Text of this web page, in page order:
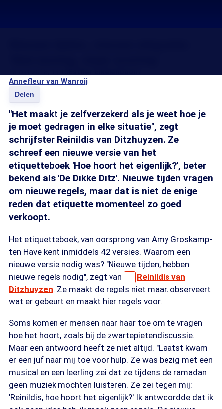
Annefleur van Wanroij
Delen
"Het maakt je zelfverzekerd als je weet hoe je
je moet gedragen in elke situatie", zegt
schrijfster Reinildis van Ditzhuyzen. Ze
schreef een nieuwe versie van het
etiquetteboek 'Hoe hoort het eigenlijk?', beter
bekend als 'De Dikke Ditz'. Nieuwe tijden vragen
om nieuwe regels, maar dat is niet de enige
reden dat etiquette momenteel zo goed
verkoopt.
Het etiquetteboek, van oorsprong van Amy Groskamp-
ten Have kent inmiddels 42 versies. Waarom een
nieuwe versie nodig was? "Nieuwe tijden, hebben
nieuwe regels nodig", zegt van
Reinildis van
Ditzhuyzen. Ze maakt de regels niet maar, observeert
wat er gebeurt en maakt hier regels voor.
Soms komen er mensen naar haar toe om te vragen
hoe het hoort, zoals bij de zwartepietendiscussie.
Maar een antwoord heeft ze niet altijd. "Laatst kwam
er een juf naar mij toe voor hulp. Ze was bezig met een
musical en een leerling zei dat ze tijdens de ramadan
geen muziek mochten luisteren. Ze zei tegen mij:
'Reinildis, hoe hoort het eigenlijk?' Ik antwoordde dat ik